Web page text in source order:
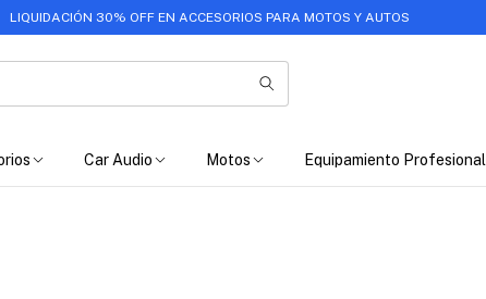
LIQUIDACIÓN 30% OFF EN ACCESORIOS PARA MOTOS Y AUTOS
Car Audio Motos Equipamiento Profesional